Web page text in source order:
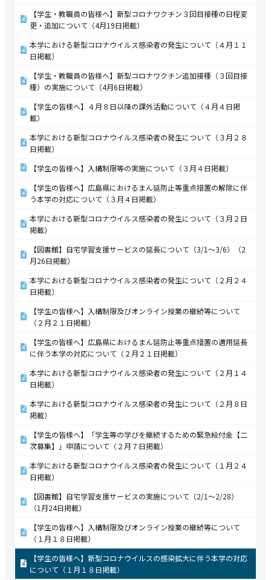
【学生・教職員の皆様へ】新型コロナワクチン３回目接種の日程変
更・追加について（4月19日掲載）
本学における新型コロナウイルス感染者の発生について（４月１１
日掲載）
【学生・教職員の皆様へ】新型コロナワクチン追加接種（３回目接
種）の実施について（4月6日掲載）
【学生の皆様へ】４月８日以降の課外活動について（４月４日掲
載）
本学における新型コロナウイルス感染者の発生について（３月２８
日掲載）
【学生の皆様へ】入構制限等の実施について（３月４日掲載）
【学生の皆様へ】広島県におけるまん延防止等重点措置の解除に伴
う本学の対応について（３月４日掲載）
本学における新型コロナウイルス感染者の発生について（３月２日
掲載）
【図書館】自宅学習支援サービスの延長について（3/1～3/6）（2
月26日掲載）
本学における新型コロナウイルス感染者の発生について（２月２４
日掲載）
【学生の皆様へ】入構制限及びオンライン授業の継続等について
（２月２１日掲載）
【学生の皆様へ】広島県におけるまん延防止等重点措置の適用延長
に伴う本学の対応について（２月２１日掲載）
本学における新型コロナウイルス感染者の発生について（２月１４
日掲載）
本学における新型コロナウイルス感染者の発生について（２月８日
掲載）
【学生の皆様へ】「学生等の学びを継続するための緊急給付金【二
次募集】」申請について（２月７日掲載）
本学における新型コロナウイルス感染者の発生について（１月２４
日掲載）
【図書館】自宅学習支援サービスの実施について（2/1～2/28）
（1月24日掲載）
【学生の皆様へ】入構制限及びオンライン授業の継続等について
（１月１８日掲載）
【学生の皆様へ】新型コロナウイルスの感染拡大に伴う本学の対応
について（１月１８日掲載）